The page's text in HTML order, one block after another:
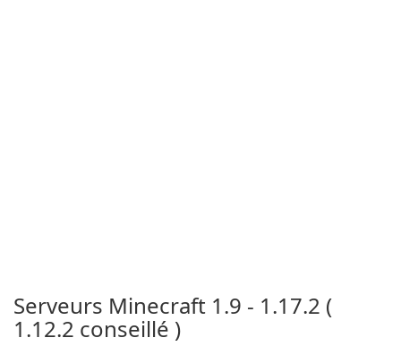
Serveurs Minecraft 1.9 - 1.17.2 (
1.12.2 conseillé )